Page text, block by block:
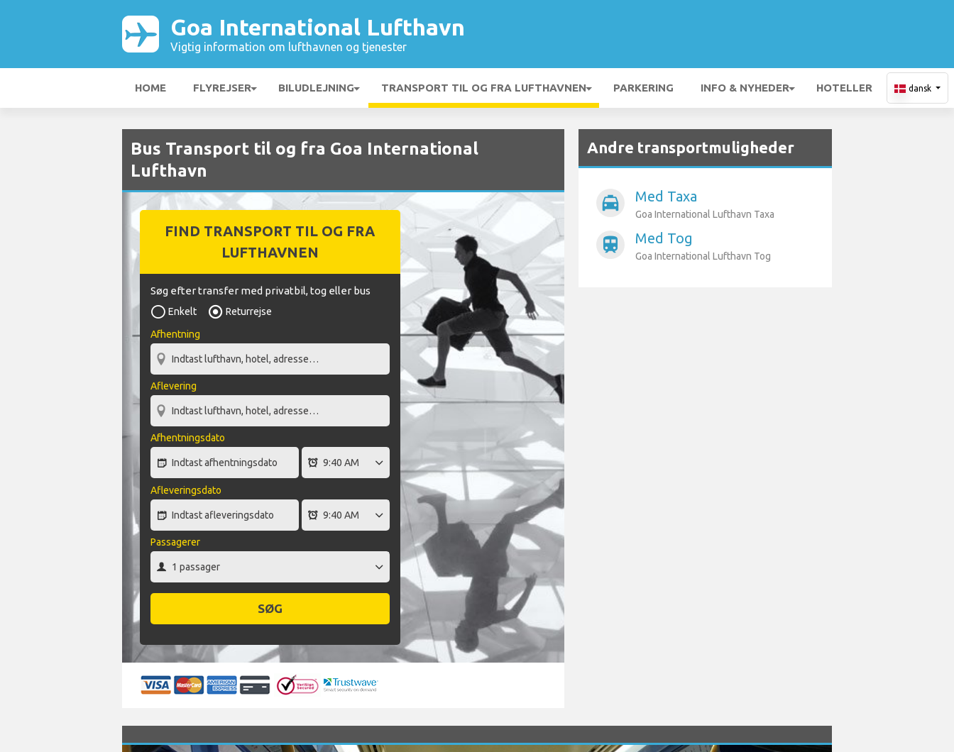
Goa International Lufthavn
Vigtig information om lufthavnen og tjenester
HOME FLYREJSER BILUDLEJNING TRANSPORT TIL OG FRA LUFTHAVNEN PARKERING INFO & NYHEDER HOTELLER dansk
Bus Transport til og fra Goa International
Lufthavn
FIND TRANSPORT TIL OG FRA
LUFTHAVNEN
Søg efter transfer med privatbil, tog eller bus
Enkelt
Returrejse
Afhentning
Aflevering
Afhentningsdato
Afleveringsdato
Passagerer
SØG
Andre transportmuligheder
local_taxi Med Taxa
Goa International Lufthavn Taxa
train Med Tog
Goa International Lufthavn Tog